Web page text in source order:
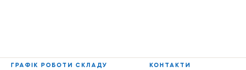
ГРАФІК РОБОТИ СКЛАДУ КОНТАКТИ